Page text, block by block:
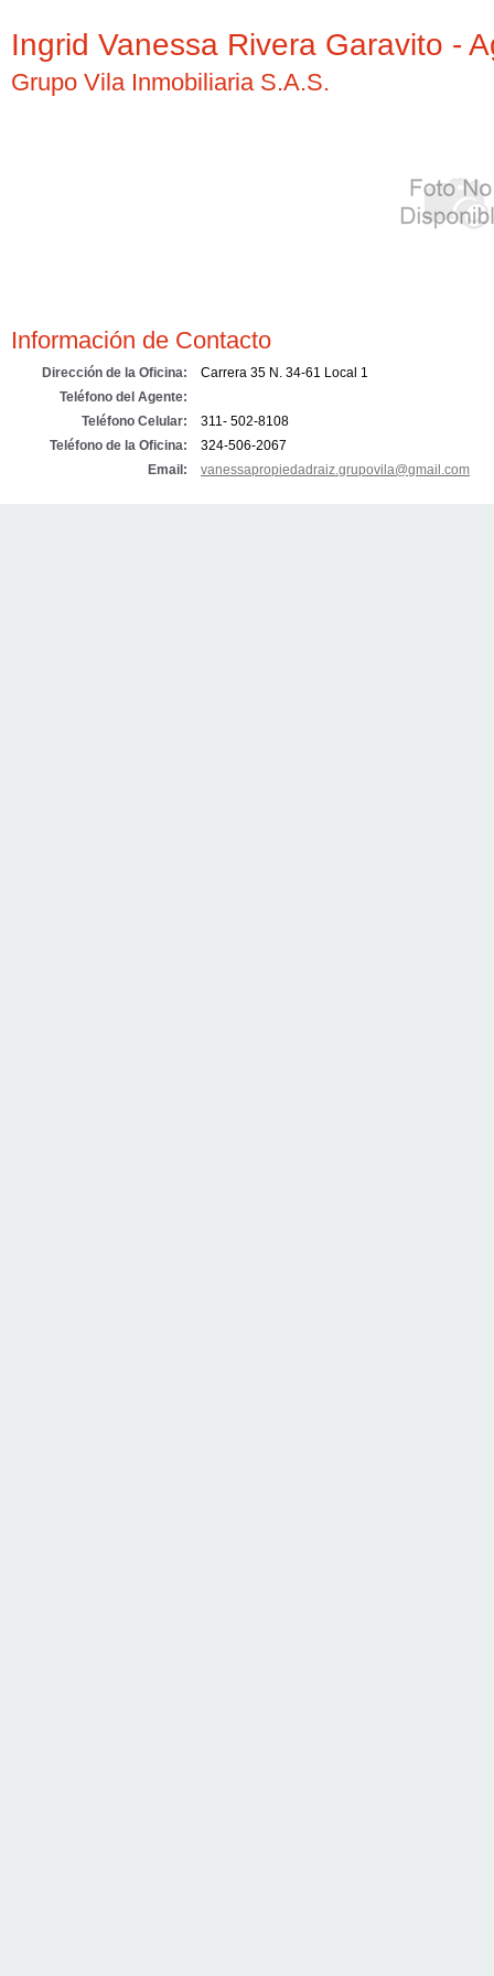
Ingrid Vanessa Rivera Garavito -
Grupo Vila Inmobiliaria S.A.S.
Información de Contacto
Dirección de la Oficina:
Carrera 35 N. 34-61 Local 1
Teléfono del Agente:
Teléfono Celular:
311- 502-8108
Teléfono de la Oficina:
324-506-2067
Email:
vanessapropiedadraiz.grupovila@gmail.com